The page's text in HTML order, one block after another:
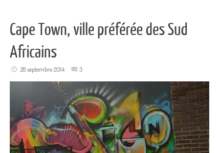
Cape Town, ville préférée des Sud
Africains
28 septembre 2014 3